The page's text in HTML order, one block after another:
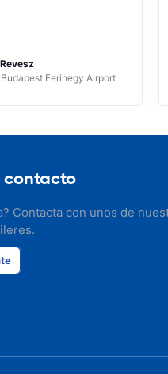
Ferihegy Airport
Contacta con unos de